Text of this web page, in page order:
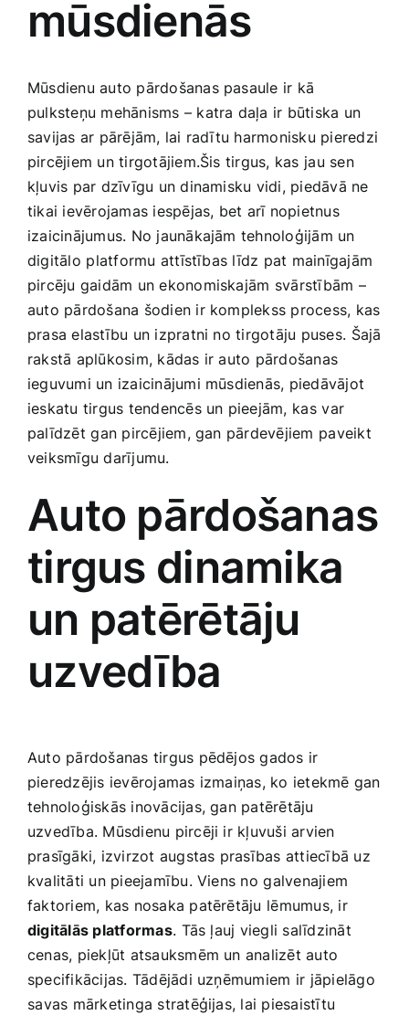
Medicīnas preces
Pakalpojumi
Pārtikas preces
Preces birojam
Preces pieaugušajiem
Rotaļlietas, bērnu preces
Smaržas, kosmētika
TV un Sadzīves tehnika
Zoo preces
mūsdienās
Mūsdienu auto pārdošanas pasaule ir⁢ kā
pulksteņu mehānisms – katra daļa ‍ir būtiska un
savijas ar pārējām, lai ‍radītu ‍harmonisku pieredzi
pircējiem un tirgotājiem.Šis tirgus, kas⁤ jau sen
kļuvis‍ par dzīvīgu ‌un dinamisku vidi,‍ piedāvā ne
tikai ievērojamas iespējas, bet arī nopietnus
izaicinājumus. No jaunākajām tehnoloģijām un
digitālo⁣ platformu attīstības līdz pat ‌mainīgajām
pircēju gaidām un ekonomiskajām ⁢svārstībām –
auto pārdošana šodien ir komplekss process, kas
​prasa elastību ‍un izpratni no tirgotāju puses. ⁣Šajā
rakstā aplūkosim, ‌kādas ir ‌auto pārdošanas
ieguvumi un izaicinājumi mūsdienās, piedāvājot​
ieskatu tirgus tendencēs un pieejām, ⁢kas ⁤var⁤
palīdzēt⁤ gan pircējiem, gan pārdevējiem⁢ paveikt
veiksmīgu darījumu.
Auto pārdošanas⁣
tirgus dinamika
un patērētāju
uzvedība
Auto pārdošanas tirgus pēdējos gados ir
pieredzējis ievērojamas izmaiņas,‌ ko ietekmē gan
tehnoloģiskās inovācijas, gan patērētāju
uzvedība. Mūsdienu pircēji ir kļuvuši arvien
prasīgāki, izvirzot augstas prasības attiecībā uz
kvalitāti un pieejamību. ​Viens ​no⁤ galvenajiem
faktoriem, kas nosaka patērētāju ⁣lēmumus, ir ​
digitālās platformas. ⁤Tās ļauj viegli salīdzināt‌
cenas, piekļūt atsauksmēm un analizēt auto
specifikācijas. ‍Tādējādi‍ uzņēmumiem ir⁤ jāpielāgo
⁢savas mārketinga stratēģijas, lai piesaistītu